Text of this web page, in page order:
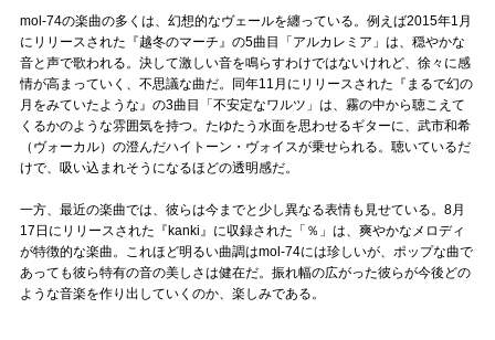
ぶいマガ！ by muevo
Follow us
Official SNS
mol-74の楽曲の多くは、幻想的なヴェールを纏っている。例えば2015年1月
にリリースされた『越冬のマーチ』の5曲目「アルカレミア」は、穏やかな
音と声で歌われる。決して激しい音を鳴らすわけではないけれど、徐々に感
情が高まっていく、不思議な曲だ。同年11月にリリースされた『まるで幻の
月をみていたような』の3曲目「不安定なワルツ」は、霧の中から聴こえて
くるかのような雰囲気を持つ。たゆたう水面を思わせるギターに、武市和希
（ヴォーカル）の澄んだハイトーン・ヴォイスが乗せられる。聴いているだ
けで、吸い込まれそうになるほどの透明感だ。
一方、最近の楽曲では、彼らは今までと少し異なる表情も見せている。8月
17日にリリースされた『kanki』に収録された「％」は、爽やかなメロディ
が特徴的な楽曲。これほど明るい曲調はmol-74には珍しいが、ポップな曲で
あっても彼ら特有の音の美しさは健在だ。振れ幅の広がった彼らが今後どの
ような音楽を作り出していくのか、楽しみである。